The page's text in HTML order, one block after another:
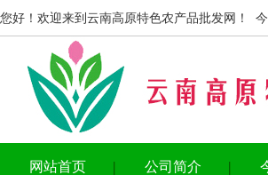
您好！欢迎来到云南高原特色农产品批发网！
网站首页 公司简介